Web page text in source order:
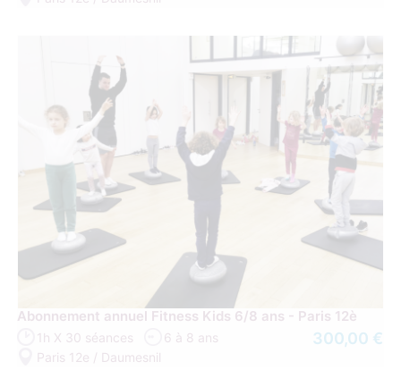
Abonnement annuel Fitness Kids 6/8 ans - Paris 12è
1h X 30 séances
6 à 8 ans
Paris 12e / Daumesnil
300,00 €